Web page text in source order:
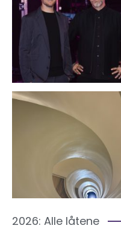
2026: Alle låtene